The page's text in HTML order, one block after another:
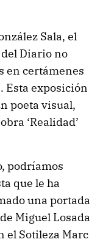
Sala, el
Diario no
en certámenes
Esta exposición
poeta visual,
‘Realidad’
podríamos
que le ha
una portada
Miguel Losada
el Sotileza Marc